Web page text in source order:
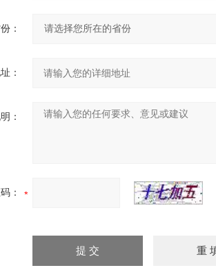
：
：
：
：